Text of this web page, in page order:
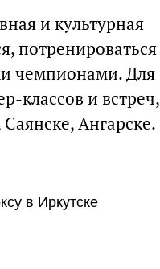
и культурная
потренироваться
чемпионами. Для
классов и встреч,
Ангарске.
в Иркутске